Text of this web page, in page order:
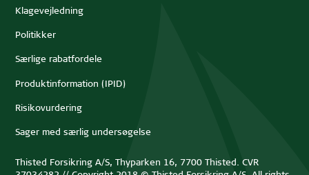
Klagevejledning
Politikker
Særlige rabatfordele
Produktinformation (IPID)
Risikovurdering
Sager med særlig undersøgelse
Thisted Forsikring A/S, Thyparken 16, 7700 Thisted. CVR